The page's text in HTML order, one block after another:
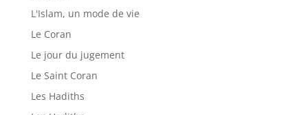
L'Islam, un mode de vie
Le Coran
Le jour du jugement
Le Saint Coran
Les Hadiths